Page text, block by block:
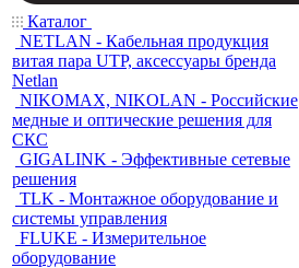
Каталог
NETLAN - Кабельная продукция
витая пара UTP, аксессуары бренда
Netlan
NIKOMAX, NIKOLAN - Российские
медные и оптические решения для
СКС
GIGALINK - Эффективные сетевые
решения
TLK - Монтажное оборудование и
системы управления
FLUKE - Измерительное
оборудование